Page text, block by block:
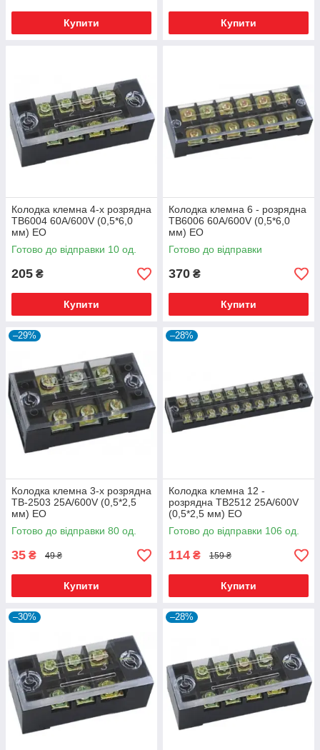
Купити Купити
Колодка клемна 4-х розрядна
ТВ6004 60А/600V (0,5*6,0
мм) ЕО
Готово до відправки 10 од.
205 ₴
Купити
Колодка клемна 6 - розрядна
ТВ6006 60А/600V (0,5*6,0
мм) ЕО
Готово до відправки
370 ₴
Купити
–29%
Колодка клемна 3-х розрядна
ТВ-2503 25А/600V (0,5*2,5
мм) EO
Готово до відправки 80 од.
35 ₴ 49 ₴
Купити
–28%
Колодка клемна 12 -
розрядна ТВ2512 25А/600V
(0,5*2,5 мм) ЕО
Готово до відправки 106 од.
114 ₴ 159 ₴
Купити
–30% –28%